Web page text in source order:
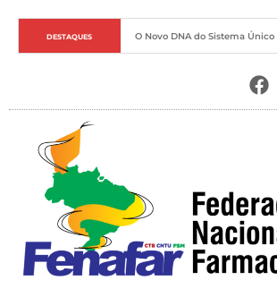
DESTAQUES O Novo DNA do Sistema Único